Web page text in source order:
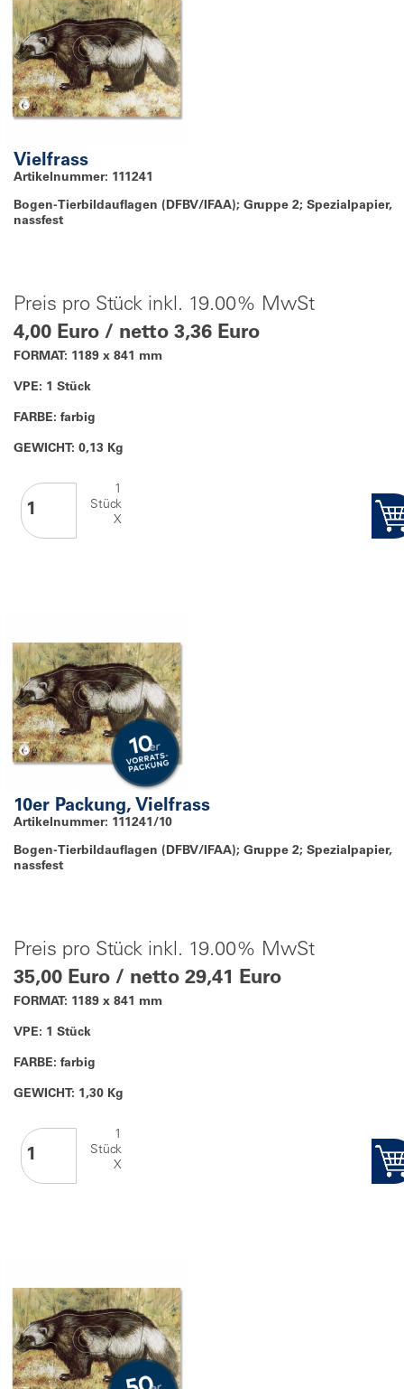
Vielfrass
Artikelnummer: 111241
Bogen-Tierbildauflagen (DFBV/IFAA); Gruppe 2; Spezialpapier,
nassfest
Preis pro Stück inkl. 19.00% MwSt
4,00 Euro / netto 3,36 Euro
FORMAT: 1189 x 841 mm
VPE: 1 Stück
FARBE: farbig
GEWICHT: 0,13 Kg
1
Stück
X
10er Packung, Vielfrass
Artikelnummer: 111241/10
Bogen-Tierbildauflagen (DFBV/IFAA); Gruppe 2; Spezialpapier,
nassfest
Preis pro Stück inkl. 19.00% MwSt
35,00 Euro / netto 29,41 Euro
FORMAT: 1189 x 841 mm
VPE: 1 Stück
FARBE: farbig
GEWICHT: 1,30 Kg
1
Stück
X